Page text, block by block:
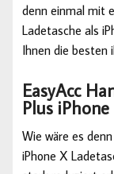
denn einmal mit
Ladetasche als
Ihnen die besten
EasyAcc
Plus
Wie wäre es
iPhone X